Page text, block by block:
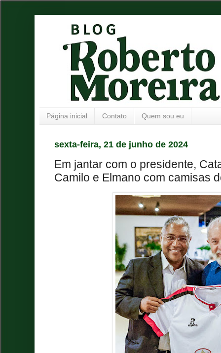
Página inicial Contato Quem sou eu
sexta-feira, 21 de junho de 2024
Em jantar com o presidente,
Camilo e Elmano com camisas